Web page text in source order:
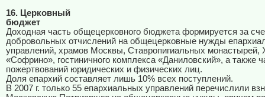
16. Церковный
бюджет
Доходная часть общецерковного бюджета формируется за
добровольных отчислений на общецерковные нужды
управлений, храмов Москвы, Ставропигиальных
«Софрино», гостиничного комплекса «Даниловский», а также
пожертвований юридических и физических лиц.
Доля епархий составляет лишь 10% всех поступлений.
В 2007 г. только 55 епархиальных управлений перечислили